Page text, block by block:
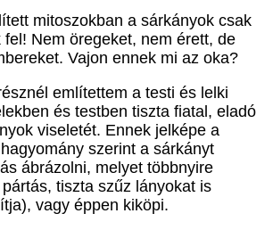
mitoszokban a sárkányok csak
Nem öregeket, nem érett, de
Vajon ennek mi az oka?
említettem a testi és lelki
és testben tiszta fiatal, eladó
viseletét. Ennek jelképe a
szerint a sárkányt
ábrázolni, melyet többnyire
tiszta szűz lányokat is
vagy éppen kiköpi.